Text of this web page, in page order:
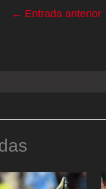
← Entrada anterior